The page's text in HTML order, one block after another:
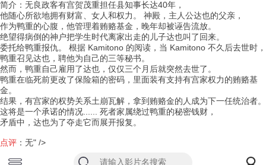
简介 ：无良政客有宫贺茂重担任县知事长达40年，
他随心所欲地拥有财富、女人和权力。 神殿，主人公达也的父亲，
作为鸭重的心腹，他管理着贿赂基金，晚年却被诬告流放。
绝望得病倒的神户把学生时代离家出走的儿子达也叫了回来。
委托给鸭重报仇。 根据 Kamitono 的阅读，当 Kamitono 不久后去世时，
鸭重召见达也，聘他为自己的三等秘书。
然而，鸭重自己雇用了达也，仅仅三个月后就突然去世了。
鸭重在临死前更改了保险箱的密码，里面装有支持有宫家权力的贿赂基
金。
结果，有宫家的权势关系土崩瓦解，拿到贿赂金的人成为下一任统治者。
这将是一个承诺的情况...... 死者家属绕过鸭重的秘密钱财，
矛盾中，达也为了夺走它而展开报复。
点评 ：无" />